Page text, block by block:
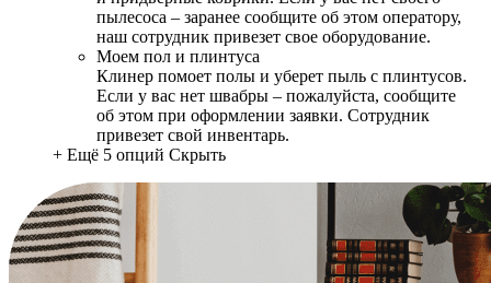
пылесоса – заранее сообщите об этом оператору,
наш сотрудник привезет свое оборудование.
Моем пол и плинтуса
Клинер помоет полы и уберет пыль с плинтусов.
Если у вас нет швабры – пожалуйста, сообщите
об этом при оформлении заявки. Сотрудник
привезет свой инвентарь.
+ Ещё 5 опций Скрыть